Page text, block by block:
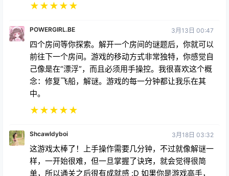
★★★★★
POWERGIRL.BE 3月13日 00:47
四个房间等你探索。解开一个房间的谜题后，你就可以
前往下一个房间。游戏的移动方式非常独特，你感觉自
己像是在“漂浮”，而且必须用手操控。我很喜欢这个概
念：修复飞船，解谜。游戏的每一分钟都让我乐在其
中。
★★★★★
Shcawldyboi 3月18日 03:32
这游戏太棒了！上手操作需要几分钟，不过就像解谜一
样，一开始很难，但一旦掌握了诀窍，就会觉得很简
单，所以通关之后很有成就感 :D 如果你是游戏高手，